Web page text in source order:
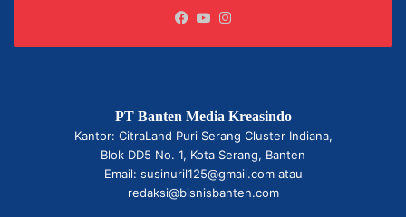
Facebook
YouTube
PT Banten Media Kreasindo
Kantor: CitraLand Puri Serang Cluster Indiana,
Blok DD5 No. 1, Kota Serang, Banten
Email: susinuril125@gmail.com atau
redaksi@bisnisbanten.com